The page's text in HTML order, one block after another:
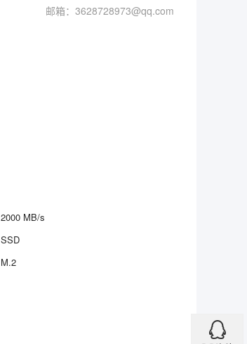
邮箱： 3628728973@qq.com
2000 MB/s
SSD
M.2